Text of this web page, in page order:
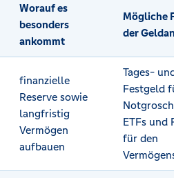
Worauf es
besonders
ankommt
Mögliche
der
finanzielle
Reserve sowie
langfristig
Vermögen
aufbauen
Tages- und
Festgeld für
ETFs und
für den